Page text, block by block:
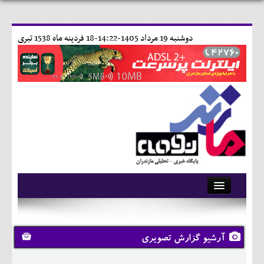
18 فردينه ماه 1538 تبری دوشنبه 19 مرداد 1405-14:22-
آرشیو
تماس با ما
وبلاگ
آرشیو گزارش تصویری